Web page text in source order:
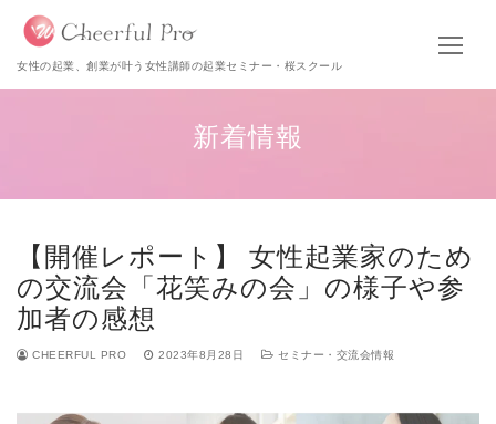
女性の起業、創業が叶う女性講師の起業セミナー・桜スクール
新着情報
【開催レポート】 女性起業家のため
の交流会「花笑みの会」の様子や参
加者の感想
CHEERFUL PRO 2023年8月28日 セミナー・交流会情報